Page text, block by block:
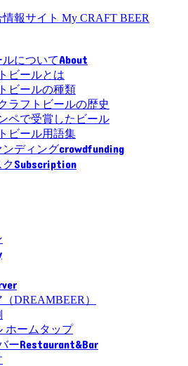
についてAbout
ビールとは
ビールの種類
ラフトビールの歴史
ペで受賞したビール
ビール用語集
ンディングcrowdfunding
Subscription
DREAMBEER）
ホームタップ
ーRestaurant&Bar